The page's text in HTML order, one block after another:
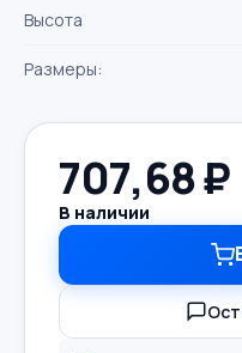
Высота
Размеры:
707,68₽
В наличии